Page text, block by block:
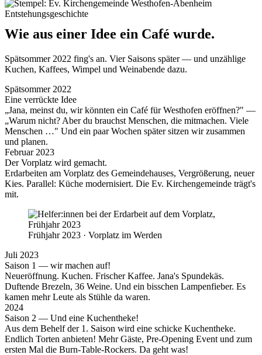
Entstehungsgeschichte
Wie aus einer Idee ein Café wurde.
Spätsommer 2022 fing's an. Vier Saisons später — und unzählige
Kuchen, Kaffees, Wimpel und Weinabende dazu.
Spätsommer 2022
Eine verrückte Idee
„Jana, meinst du, wir könnten ein Café für Westhofen eröffnen?" —
„Warum nicht? Aber du brauchst Menschen, die mitmachen. Viele
Menschen …" Und ein paar Wochen später sitzen wir zusammen
und planen.
Februar 2023
Der Vorplatz wird gemacht.
Erdarbeiten am Vorplatz des Gemeindehauses, Vergrößerung, neuer
Kies. Parallel: Küche modernisiert. Die Ev. Kirchengemeinde trägt's
mit.
Frühjahr 2023 · Vorplatz im Werden
Juli 2023
Saison 1 — wir machen auf!
Neueröffnung. Kuchen. Frischer Kaffee. Jana's Spundekäs.
Duftende Brezeln, 36 Weine. Und ein bisschen Lampenfieber. Es
kamen mehr Leute als Stühle da waren.
2024
Saison 2 — Und eine Kuchentheke!
Aus dem Behelf der 1. Saison wird eine schicke Kuchentheke.
Endlich Torten anbieten! Mehr Gäste, Pre-Opening Event und zum
ersten Mal die Burn-Table-Rockers. Da geht was!